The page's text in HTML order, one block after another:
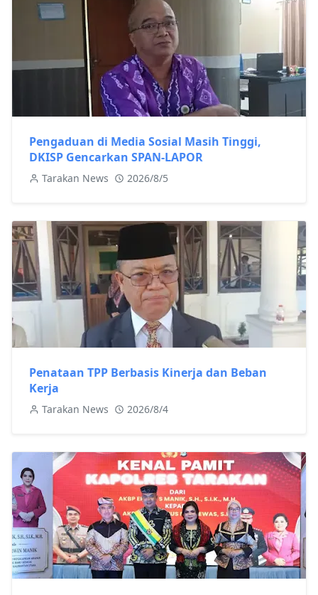
Pengaduan di Media Sosial Masih Tinggi,
DKISP Gencarkan SPAN-LAPOR
Tarakan News 2026/8/5
Penataan TPP Berbasis Kinerja dan Beban
Kerja
Tarakan News 2026/8/4